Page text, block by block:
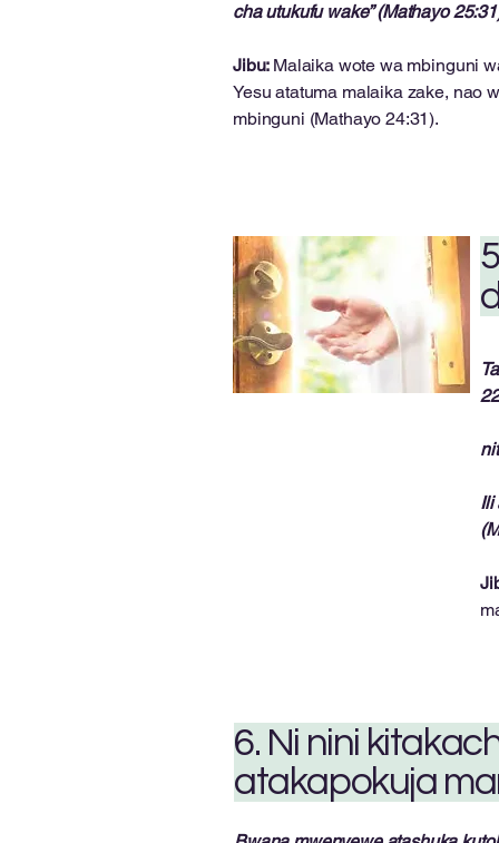
cha utukufu wake” (Mathayo
Jibu: Malaika wote wa mbinguni
Yesu atatuma malaika zake, nao
mbinguni (Mathayo 24:31).
Ili
6. Ni nini
atakapokuja